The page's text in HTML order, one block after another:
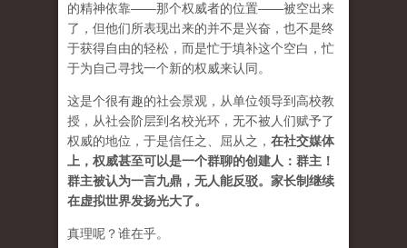
的精神依靠——那个权威者的位置——被空出来
了，但他们所表现出来的并不是兴奋，也不是终
于获得自由的轻松，而是忙于填补这个空白，忙
于为自己寻找一个新的权威来认同。
这是个很有趣的社会景观，从单位领导到高校教
授，从社会阶层到名校光环，无不被人们赋予了
权威的地位，于是信任之、屈从之， 在社交媒体
上，权威甚至可以是一个群聊的创建人：群主！
群主被认为一言九鼎，无人能反驳。家长制继续
在虚拟世界发扬光大了。
真理呢？谁在乎。